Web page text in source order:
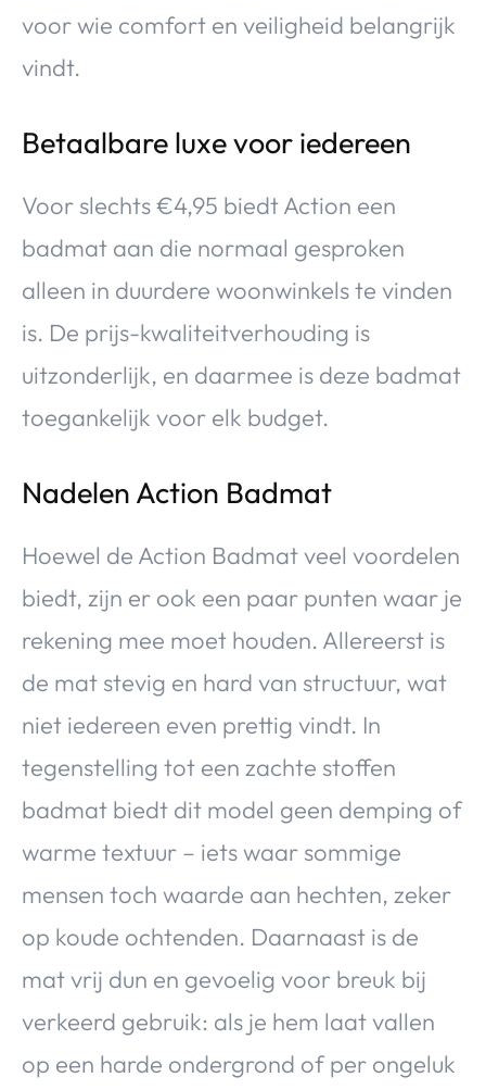
voor wie comfort en veiligheid belangrijk
vindt.
Betaalbare luxe voor iedereen
Voor slechts €4,95 biedt Action een
badmat aan die normaal gesproken
alleen in duurdere woonwinkels te vinden
is. De prijs-kwaliteitverhouding is
uitzonderlijk, en daarmee is deze badmat
toegankelijk voor elk budget.
Nadelen Action Badmat
Hoewel de Action Badmat veel voordelen
biedt, zijn er ook een paar punten waar je
rekening mee moet houden. Allereerst is
de mat stevig en hard van structuur, wat
niet iedereen even prettig vindt. In
tegenstelling tot een zachte stoffen
badmat biedt dit model geen demping of
warme textuur – iets waar sommige
mensen toch waarde aan hechten, zeker
op koude ochtenden. Daarnaast is de
mat vrij dun en gevoelig voor breuk bij
verkeerd gebruik: als je hem laat vallen
op een harde ondergrond of per ongeluk